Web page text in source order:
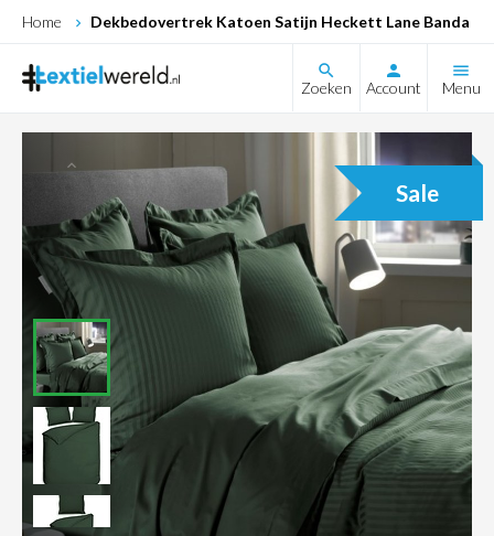
Home Dekbedovertrek Katoen Satijn Heckett Lane Banda
Zoeken Account Menu
Sale